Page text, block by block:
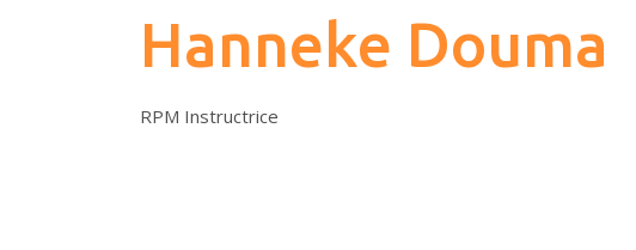
Hanneke Douma
RPM Instructrice